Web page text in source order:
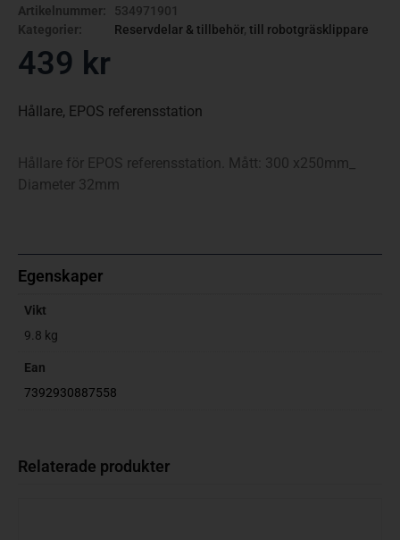
Artikelnummer:
534971901
Kategorier:
Reservdelar & tillbehör, till robotgräsklippare
439 kr
Hållare, EPOS referensstation
Hållare för EPOS referensstation. Mått: 300 x250mm_
Diameter 32mm
Egenskaper
Vikt
9.8 kg
Ean
7392930887558
Relaterade produkter